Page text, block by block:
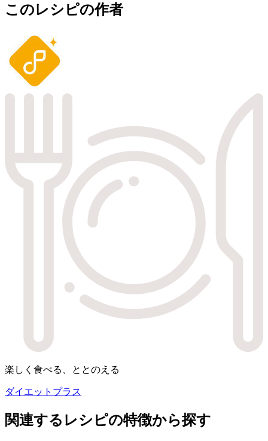
このレシピの作者
楽しく食べる、ととのえる
ダイエットプラス
関連するレシピの特徴から探す